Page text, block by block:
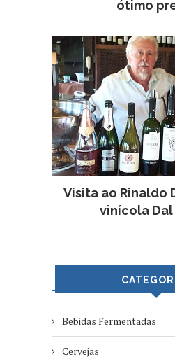
ótimo
Visita ao Rinaldo
vinícola Dal
Bebidas Fermentadas
Cervejas